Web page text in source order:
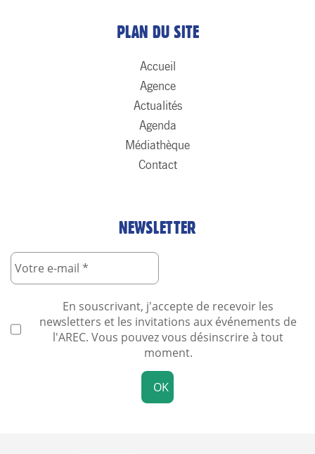
PLAN DU SITE
Accueil
Agence
Actualités
Agenda
Médiathèque
Contact
NEWSLETTER
En souscrivant, j'accepte de recevoir les
newsletters et les invitations aux événements de
l'AREC. Vous pouvez vous désinscrire à tout
moment.